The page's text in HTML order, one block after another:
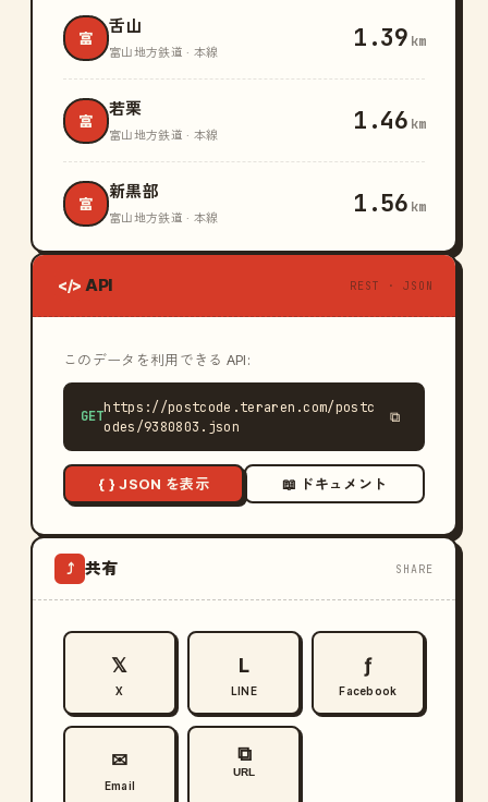
富
舌山
富山地方鉄道 · 本線 1.39 km
富
若栗
富山地方鉄道 · 本線 1.46 km
富
新黒部
富山地方鉄道 · 本線 1.56 km
</> API REST · JSON
このデータを利用できる API:
GET
https://postcode.teraren.com/postc
odes/9380803.json
⧉
{ } JSON を表示 📖 ドキュメント
⤴ 共有 SHARE
𝕏
X
L
LINE
ƒ
Facebook
✉
Email
⧉
URL